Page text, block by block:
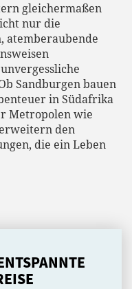
gleichermaßen
nur die
atemberaubende
Sandburgen bauen
in Südafrika
Metropolen wie
den
die ein Leben